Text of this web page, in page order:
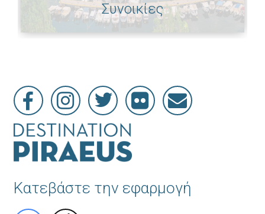
Συνοικίες
Κατεβάστε την εφαρμογή